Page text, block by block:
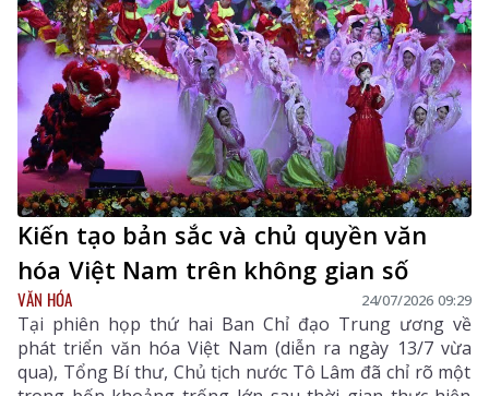
Kiến tạo bản sắc và chủ quyền văn
hóa Việt Nam trên không gian số
VĂN HÓA 24/07/2026 09:29
Tại phiên họp thứ hai Ban Chỉ đạo Trung ương về
phát triển văn hóa Việt Nam (diễn ra ngày 13/7 vừa
qua), Tổng Bí thư, Chủ tịch nước Tô Lâm đã chỉ rõ một